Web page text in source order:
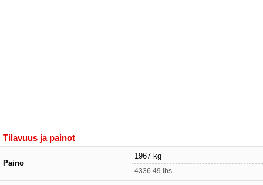
Tilavuus ja painot
Paino
1967 kg
4336.49 lbs.